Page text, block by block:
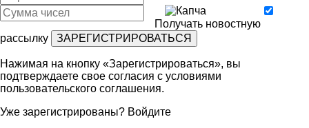
Получать новостную
рассылку
Нажимая на кнопку «Зарегистрироваться», вы
подтверждаете свое согласия с условиями
пользовательского соглашения.
Уже зарегистрированы? Войдите